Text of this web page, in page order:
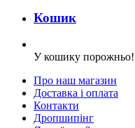
Кошик
У кошику порожньо!
Про наш магазин
Доставка і оплата
Контакти
Дропшипінг